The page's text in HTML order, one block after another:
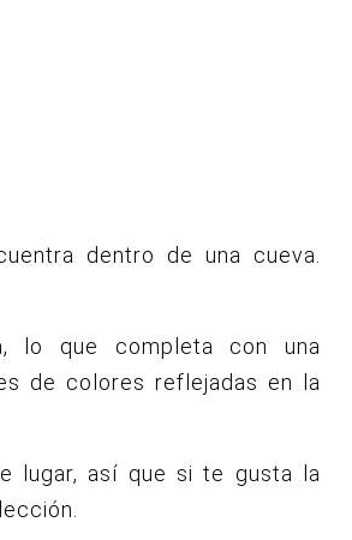
dentro de una cueva.
lo que completa con una
de colores reflejadas en la
lugar, así que si te gusta la